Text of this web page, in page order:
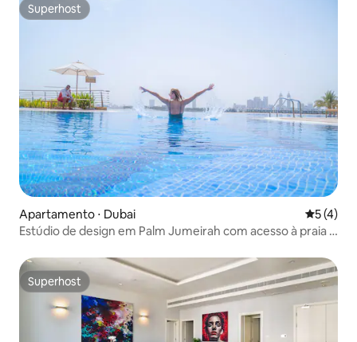
Superhost
Superhost
Apartamento ⋅ Dubai 5 de
5 (4)
Estúdio de design em Palm Jumeirah com acesso à praia e
Superhost
Superhost